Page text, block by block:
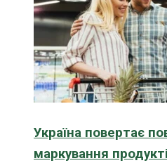
Україна повертає
маркування